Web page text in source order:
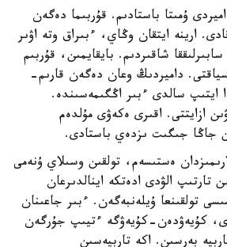
ۇمىتا باستادىم. قۇربىما دەگەن
ارينە ايتقان وڭاي، ءبىراق وتە اۋىر
شاقىردىم. بايقايمىن، قۇربىم
داميردىڭ وعان دەگەن قارىم-
ايتىپ سالدى ءبىر اڭگىمەسىندە.
ازايتتى. اقىرى ەكەۋى مۇلدەم
جاڭا جىگىت ىزدەي باستادى.
ەستىسەم، تولقىن وسىلاي ۇنەمى
تارتىپ الۋدى ادەتكە اينالدىرعان
تولقىنعا ۇيلەنبەگەن. ءبىر جاعىنان
كۇيەۋدەن-كۇيەۋگە ءتيىپ جۇرگەن
بەرسىن. اكە تاربيەسىن